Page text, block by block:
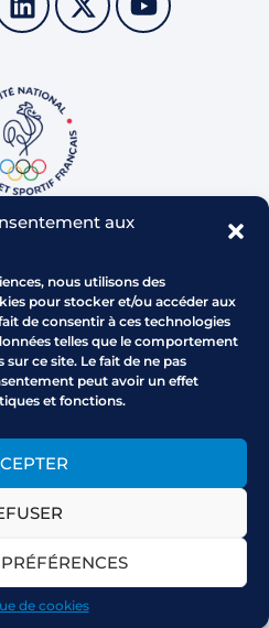
aux
nous utilisons des
pour stocker et/ou accéder aux
de consentir à ces technologies
telles que le comportement
ce site. Le fait de ne pas
peut avoir un effet
et fonctions.
de cookies
- RD 543
au CROS
lundi au vendredi
droits réservés.
de cookies
confidentialité